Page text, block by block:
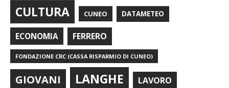
CULTURA CUNEO DATAMETEO
ECONOMIA FERRERO
FONDAZIONE CRC (CASSA RISPARMIO DI CUNEO)
GIOVANI LANGHE LAVORO